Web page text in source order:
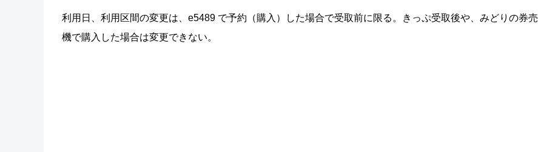
利用日、利用区間の変更は、e5489 で予約（購入）した場合で受取前に限る。きっぷ受取後や、みどりの券売
機で購入した場合は変更できない。